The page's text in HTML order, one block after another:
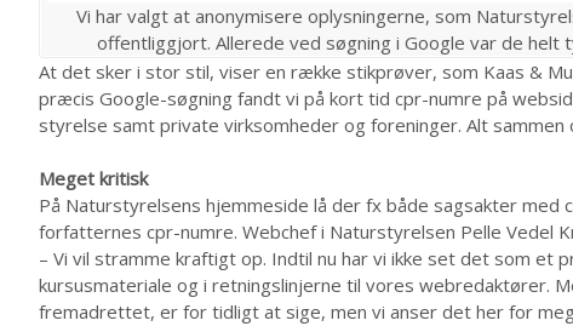
Vi har valgt at anonymisere oplysningerne, som
offentliggjort. Allerede ved søgning i Google var de helt
At det sker i stor stil, viser en række stikprøver, som Kaas &
præcis Google-søgning fandt vi på kort tid cpr-numre på
styrelse samt private virksomheder og foreninger. Alt
Meget kritisk
På Naturstyrelsens hjemmeside lå der fx både sagsakter med
forfatternes cpr-numre. Webchef i Naturstyrelsen Pelle Vedel
– Vi vil stramme kraftigt op. Indtil nu har vi ikke set det som et
kursusmateriale og i retningslinjerne til vores webredaktører.
fremadrettet, er for tidligt at sige, men vi anser det her for